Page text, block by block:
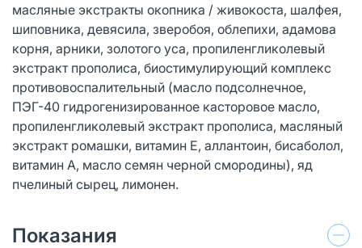
масляные экстракты окопника / живокоста, шалфея,
шиповника, девясила, зверобоя, облепихи, адамова
корня, арники, золотого уса, пропиленгликолевый
экстракт прополиса, биостимулирующий комплекс
противовоспалительный (масло подсолнечное,
ПЭГ-40 гидрогенизированное касторовое масло,
пропиленгликолевый экстракт прополиса, масляный
экстракт ромашки, витамин Е, аллантоин, бисаболол,
витамин А, масло семян черной смородины), яд
пчелиный сырец, лимонен.
Показания